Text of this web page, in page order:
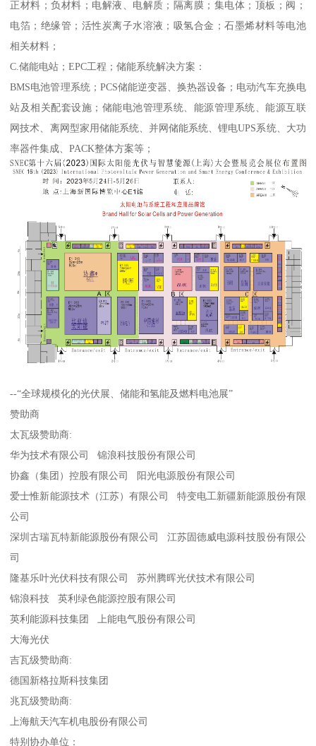
正材料；负材料；电解液、电解质；隔离膜；集电体；顶板；阀；
电箔；绝缘管；活性炭离子水溶液；吸氢合金；石墨烯材料等电池
相关材料；
C.储能电站；EPC工程；储能系统解决方案：
BMS电池管理系统；PCS储能逆变器、换热器设备；电动汽车充换电
站及相关配套设施；储能电池管理系统、能源管理系统、能源互联
网技术、离网型家用储能系统、并网储能系统、锂电UPS系统、大功
率器件集成、PACK整体方案等；
--“全球规模化的光伏展、储能和氢能及燃料电池展”
赞助商
太瓦级赞助商:
华为技术有限公司 锦浪科技股份有限公司
协鑫（集团）控股有限公司 阳光电源股份有限公司
爱士惟新能源技术（江苏）有限公司 特变电工新疆新能源股份有限
公司
深圳古瑞瓦特新能源股份有限公司 江苏固德威电源科技股份有限公
司
隆基乐叶光伏科技有限公司 苏州腾晖光伏技术有限公司
锦浪科技 英利绿色能源控股有限公司
英利能源科技集团 上能电气股份有限公司
大海光伏
吉瓦级赞助商:
德国新格拉斯科技集团
兆瓦级赞助商:
上海航天汽车机电股份有限公司
特别协办单位：